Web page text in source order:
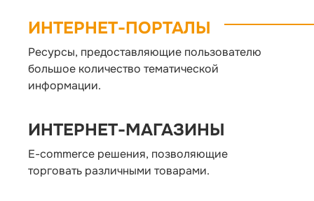
ИНТЕРНЕТ-ПОРТАЛЫ
Ресурсы, предоставляющие пользователю
большое количество тематической
информации.
ИНТЕРНЕТ-МАГАЗИНЫ
E-commerce решения, позволяющие
торговать различными товарами.